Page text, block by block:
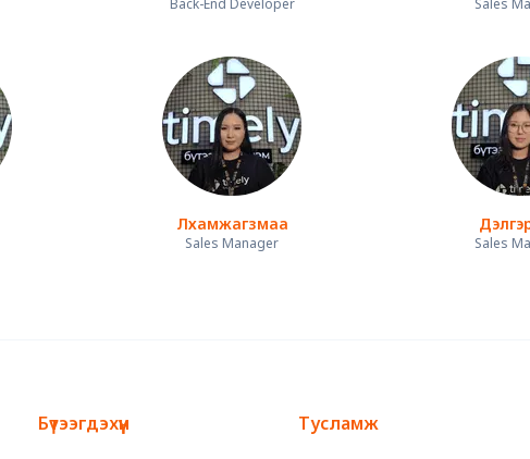
Back-End Developer Sales
Лхамжагзмаа
Sales Manager Sales
Бүтээгдэхүүн Тусламж